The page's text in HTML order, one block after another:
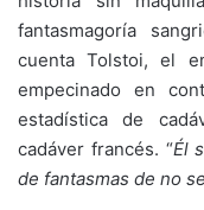
fantasmagoría
cuenta Tolstoi, el
empecinado en
estadística de
cadáver francés. “Él
de fantasmas de no se